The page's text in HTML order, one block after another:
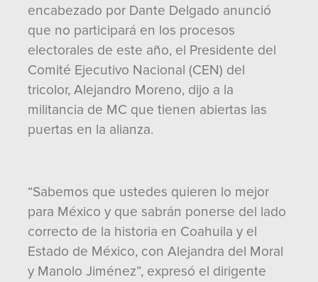
encabezado por Dante Delgado anunció
que no participará en los procesos
electorales de este año, el Presidente del
Comité Ejecutivo Nacional (CEN) del
tricolor, Alejandro Moreno, dijo a la
militancia de MC que tienen abiertas las
puertas en la alianza.
“Sabemos que ustedes quieren lo mejor
para México y que sabrán ponerse del lado
correcto de la historia en Coahuila y el
Estado de México, con Alejandra del Moral
y Manolo Jiménez”, expresó el dirigente